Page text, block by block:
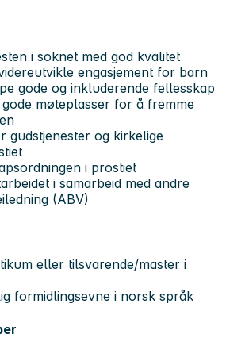
i soknet med god kvalitet
engasjement for barn
gode og inkluderende fellesskap
møteplasser for å fremme
gudstjenester og kirkelige
i prostiet
i samarbeid med andre
(ABV)
eller tilsvarende/master i
formidlingsevne i norsk språk